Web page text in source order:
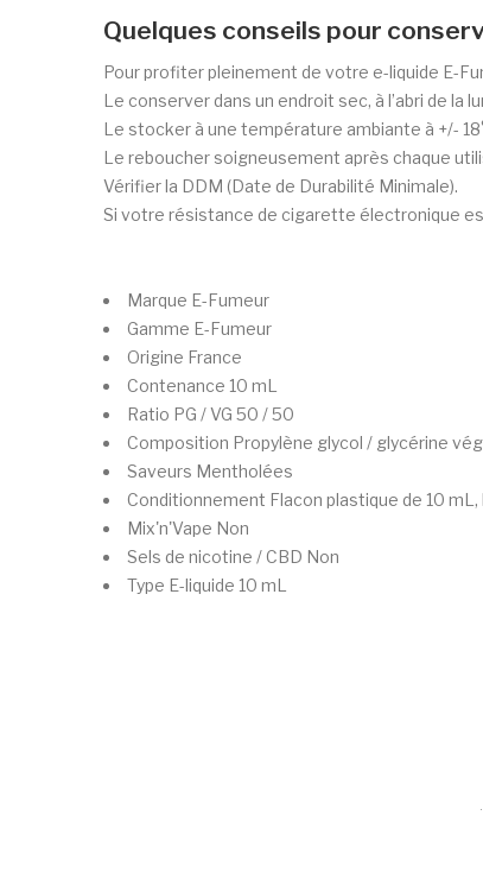
Quelques conseils pour
Pour profiter pleinement de votre e-liquide E-
Le conserver dans un endroit sec, à l’abri de la
Le stocker à une température ambiante à +/-
Le reboucher soigneusement après chaque
Vérifier la DDM (Date de Durabilité Minimale).
Si votre résistance de cigarette électronique
Marque E-Fumeur
Gamme E-Fumeur
Origine France
Contenance 10 mL
Ratio PG / VG 50 / 50
Composition Propylène glycol / glycérine
Saveurs Mentholées
Conditionnement Flacon plastique de 10
Mix'n'Vape Non
Sels de nicotine / CBD Non
Type E-liquide 10 mL